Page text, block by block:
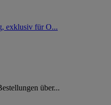
exklusiv für O...
über...